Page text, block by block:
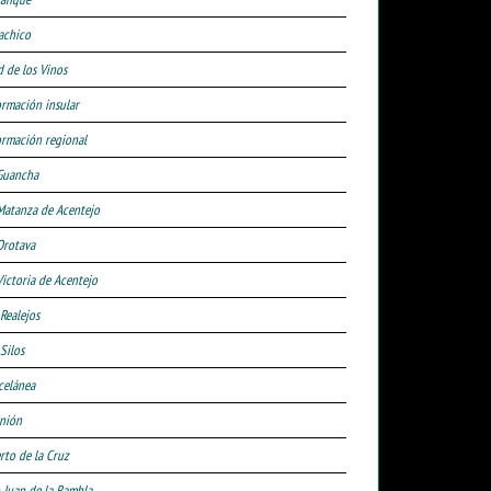
de los Vinos
insular
regional
de Acentejo
de Acentejo
de la Cruz